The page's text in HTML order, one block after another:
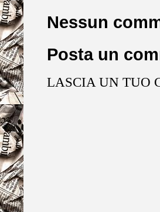
Nessun
Posta un
LASCIA UN TUO